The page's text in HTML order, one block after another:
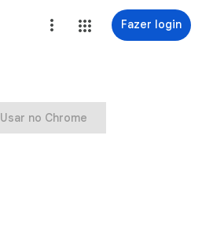
Fazer login
Usar no Chrome